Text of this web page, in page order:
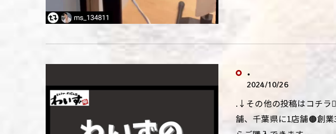
.
2024/10/26
.↓その他の投稿はコチラ
舗、千葉県に1店舗🟤創